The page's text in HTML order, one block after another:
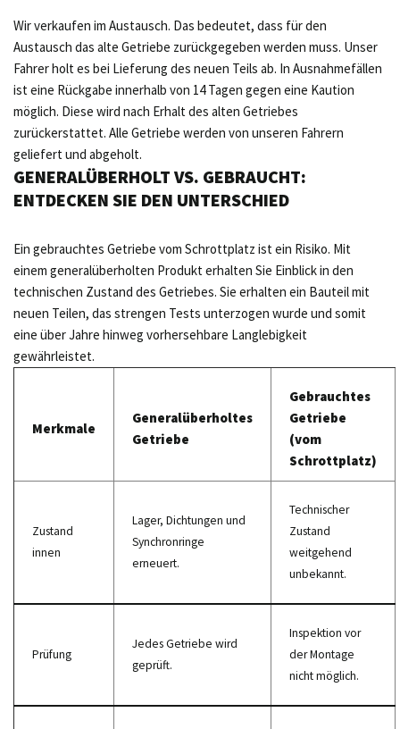
Wir verkaufen im Austausch. Das bedeutet, dass für den
Austausch das alte Getriebe zurückgegeben werden muss. Unser
Fahrer holt es bei Lieferung des neuen Teils ab. In Ausnahmefällen
ist eine Rückgabe innerhalb von 14 Tagen gegen eine Kaution
möglich. Diese wird nach Erhalt des alten Getriebes
zurückerstattet. Alle Getriebe werden von unseren Fahrern
geliefert und abgeholt.
GENERALÜBERHOLT VS. GEBRAUCHT:
ENTDECKEN SIE DEN UNTERSCHIED
Ein gebrauchtes Getriebe vom Schrottplatz ist ein Risiko. Mit
einem generalüberholten Produkt erhalten Sie Einblick in den
technischen Zustand des Getriebes. Sie erhalten ein Bauteil mit
neuen Teilen, das strengen Tests unterzogen wurde und somit
eine über Jahre hinweg vorhersehbare Langlebigkeit
gewährleistet.
Merkmale
Generalüberholtes
Getriebe
Gebrauchtes
Getriebe
(vom
Schrottplatz)
Zustand
innen
Lager, Dichtungen und
Synchronringe
erneuert.
Technischer
Zustand
weitgehend
unbekannt.
Prüfung
Jedes Getriebe wird
geprüft.
Inspektion vor
der Montage
nicht möglich.